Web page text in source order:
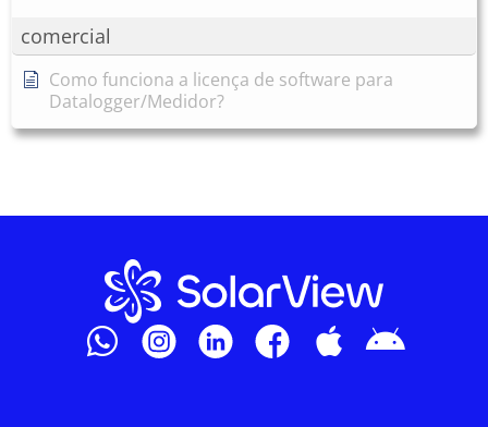
comercial
Como funciona a licença de software para
Datalogger/Medidor?